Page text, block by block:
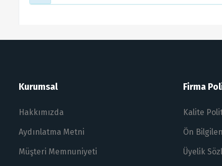
Kurumsal
Hakkımızda
Aydınlatma Metni
Müşteri Memnuniyeti
Firma
Kalite
Ön
Üyelik